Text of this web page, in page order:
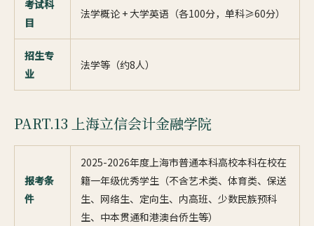
考试科
目
法学概论 + 大学英语（各100分，单科≥60分）
招生专
业
法学等（约8人）
PART.13 上海立信会计金融学院
报考条
件
2025-2026年度上海市普通本科高校本科在校在
籍一年级优秀学生（不含艺术类、体育类、保送
生、网络生、定向生、内高班、少数民族预科
生、中本贯通和港澳台侨生等）